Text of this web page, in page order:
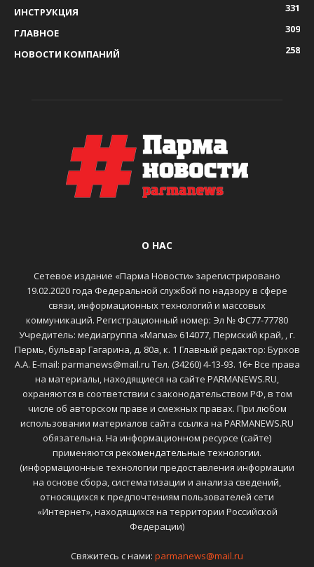
ИНСТРУКЦИЯ
331
ГЛАВНОЕ
309
НОВОСТИ КОМПАНИЙ
258
О НАС
Сетевое издание «Парма Новости» зарегистрировано
19.02.2020 года Федеральной службой по надзору в сфере
связи, информационных технологий и массовых
коммуникаций. Регистрационный номер: Эл № ФС77-77780
Учредитель: медиагруппа «Магма» 614077, Пермский край, , г.
Пермь, бульвар Гагарина, д. 80а, к. 1 Главный редактор: Бурков
А.А. E-mail: parmanews@mail.ru Тел. (34260) 4-13-93. 16+ Все права
на материалы, находящиеся на сайте PARMANEWS.RU,
охраняются в соответствии с законодательством РФ, в том
числе об авторском праве и смежных правах. При любом
использовании материалов сайта ссылка на PARMANEWS.RU
обязательна. На информационном ресурсе (сайте)
применяются рекомендательные технологии.
(информационные технологии предоставления информации
на основе сбора, систематизации и анализа сведений,
относящихся к предпочтениям пользователей сети
«Интернет», находящихся на территории Российской
Федерации)
Свяжитесь с нами: parmanews@mail.ru